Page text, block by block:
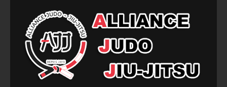
content